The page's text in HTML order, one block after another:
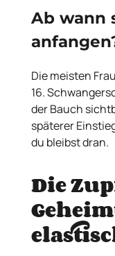
Ab wann
Die meisten
16.
der Bauch
späterer
du bleibst dran.
Die